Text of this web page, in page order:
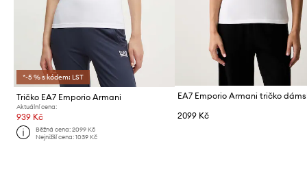
*-5 % s kódem: LST
Tričko EA7 Emporio Armani
Aktuální cena:
939 Kč
Běžná cena:2099 Kč
Nejnižší cena:1039 Kč
2099 Kč